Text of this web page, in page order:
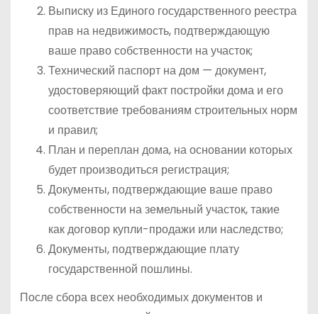
Выписку из Единого государственного реестра
прав на недвижимость, подтверждающую
ваше право собственности на участок;
Технический паспорт на дом — документ,
удостоверяющий факт постройки дома и его
соответствие требованиям строительных норм
и правил;
План и переплан дома, на основании которых
будет производиться регистрация;
Документы, подтверждающие ваше право
собственности на земельный участок, такие
как договор купли-продажи или наследство;
Документы, подтверждающие плату
государственной пошлины.
После сбора всех необходимых документов и